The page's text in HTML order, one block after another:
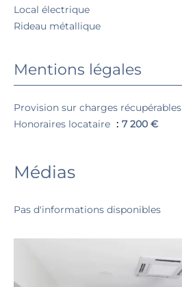
Local électrique
Rideau métallique
Mentions légales
Provision sur charges récupérables
Honoraires locataire
7 200 €
Médias
Pas d'informations disponibles